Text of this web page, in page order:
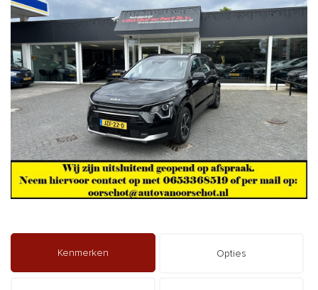
Kenmerken Opties